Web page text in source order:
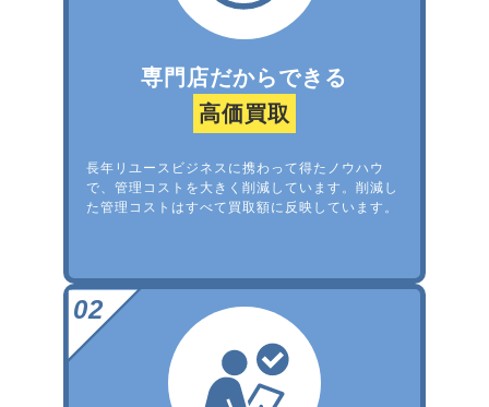
専門店だからできる
高価買取
長年リユースビジネスに携わって得たノウハウ
で、管理コストを大きく削減しています。削減し
た管理コストはすべて買取額に反映しています。